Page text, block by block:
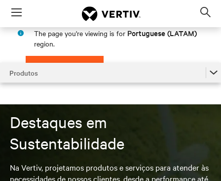
Menu
The page you're viewing is for Portuguese (LATAM)
region.
PROCEED
Produtos
Buscar Contato De Vendas
Encontrar Suporte
Destaques em
Sustentabilidade
Na Vertiv, projetamos produtos e serviços para atender às
necessidades de nossos clientes, desde a performance até